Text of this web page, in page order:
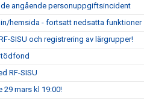
angående personuppgiftsincident
hemsida - fortsatt nedsatta funktioner
SISU och registrering av lärgrupper!
RF-SISU
29 mars kl 19:00!